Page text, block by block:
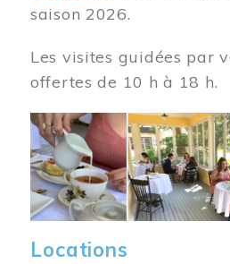
saison 2026.
Les visites guidées par
offertes de 10 h à 18 h.
Image
Locations